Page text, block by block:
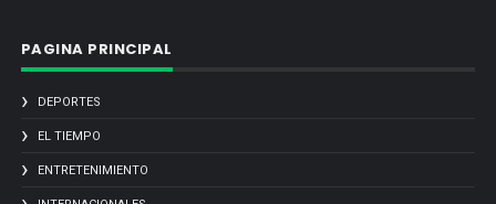
PAGINA PRINCIPAL
DEPORTES
EL TIEMPO
ENTRETENIMIENTO